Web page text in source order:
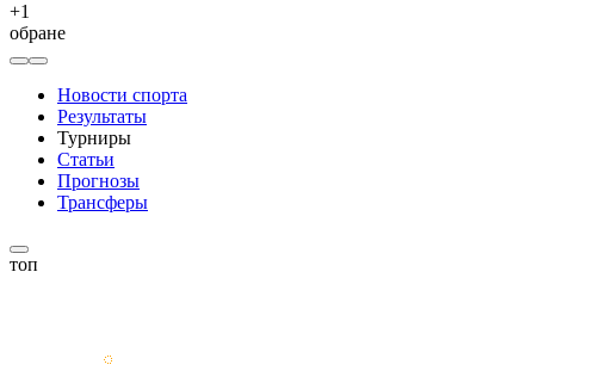
+1
обране
Новости спорта
Результаты
Турниры
Статьи
Прогнозы
Трансферы
топ